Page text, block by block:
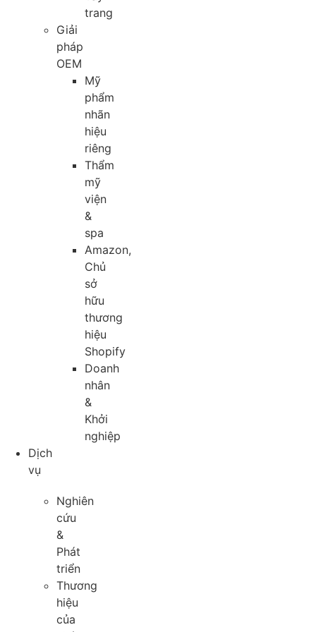
trang
Giải
pháp
OEM
Mỹ
phẩm
nhãn
hiệu
riêng
Thẩm
mỹ
viện
&
spa
Amazon,
Chủ
sở
hữu
thương
hiệu
Shopify
Doanh
nhân
&
Khởi
nghiệp
Dịch
vụ
Nghiên
cứu
&
Phát
triển
Thương
hiệu
của